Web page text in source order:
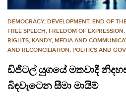
DEMOCRACY, DEVELOPMENT, END OF
FREE SPEECH, FREEDOM OF EXPRESSION,
RIGHTS, KANDY, MEDIA AND
AND RECONCILIATION, POLITICS AND
ඩිජිටල් යුගයේ මතවාදී
බිඳවැටෙන සීමා මායිම්